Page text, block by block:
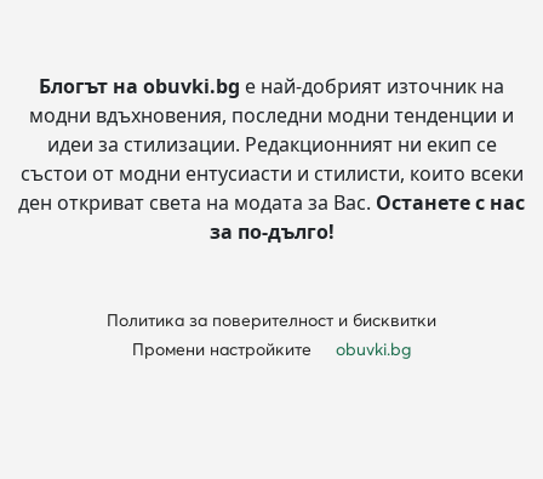
Блогът на obuvki.bg е най-добрият източник на
модни вдъхновения, последни модни тенденции и
идеи за стилизации. Редакционният ни екип се
състои от модни ентусиасти и стилисти, които всеки
ден откриват света на модата за Вас. Останете с нас
за по-дълго!
Политика за поверителност и бисквитки
Промени настройките
obuvki.bg